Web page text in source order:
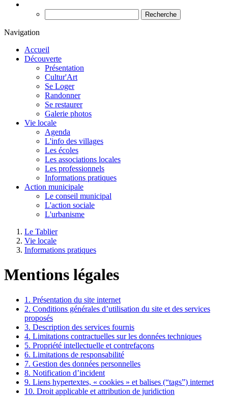
Recherche
Navigation
Accueil
Découverte
Présentation
Cultur'Art
Se Loger
Randonner
Se restaurer
Galerie photos
Vie locale
Agenda
L'info des villages
Les écoles
Les associations locales
Les professionnels
Informations pratiques
Action municipale
Le conseil municipal
L'action sociale
L'urbanisme
Le Tablier
Vie locale
Informations pratiques
Mentions légales
1. Présentation du site internet
2. Conditions générales d’utilisation du site et des services
proposés
3. Description des services fournis
4. Limitations contractuelles sur les données techniques
5. Propriété intellectuelle et contrefaçons
6. Limitations de responsabilité
7. Gestion des données personnelles
8. Notification d’incident
9. Liens hypertextes, « cookies » et balises (“tags”) internet
10. Droit applicable et attribution de juridiction